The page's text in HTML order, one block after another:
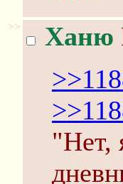
>> Ханю
"Нет,